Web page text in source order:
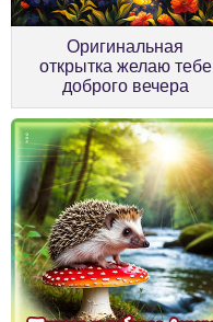
Оригинальная
открытка желаю тебе
доброго вечера